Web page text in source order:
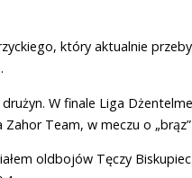
który aktualnie
W finale Liga
Team, w meczu o
oldbojów Tęczy